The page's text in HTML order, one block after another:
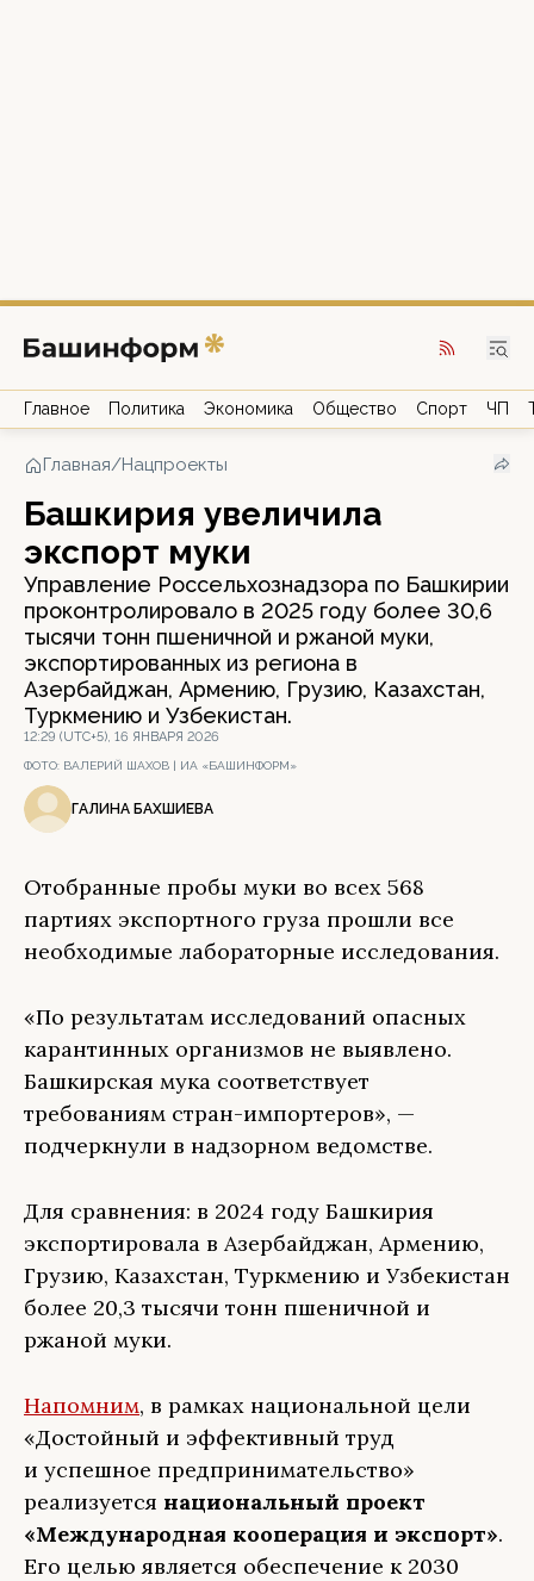
Главное Политика Экономика Общество Спорт ЧП
Главная/Нацпроекты
Башкирия увеличила
экспорт муки
Управление Россельхознадзора по Башкирии
проконтролировало в 2025 году более 30,6
тысячи тонн пшеничной и ржаной муки,
экспортированных из региона в
Азербайджан, Армению, Грузию, Казахстан,
Туркмению и Узбекистан.
12:29 (UTC+5), 16 ЯНВАРЯ 2026
ФОТО: ВАЛЕРИЙ ШАХОВ | ИА «БАШИНФОРМ»
ГАЛИНА БАХШИЕВА
Отобранные пробы муки во всех 568
партиях экспортного груза прошли все
необходимые лабораторные исследования.
«По результатам исследований опасных
карантинных организмов не выявлено.
Башкирская мука соответствует
требованиям стран-импортеров», —
подчеркнули в надзорном ведомстве.
Для сравнения: в 2024 году Башкирия
экспортировала в Азербайджан, Армению,
Грузию, Казахстан, Туркмению и Узбекистан
более 20,3 тысячи тонн пшеничной и
ржаной муки.
Напомним, в рамках национальной цели
«Достойный и эффективный труд
и успешное предпринимательство»
реализуется национальный проект
«Международная кооперация и экспорт».
Его целью является обеспечение к 2030